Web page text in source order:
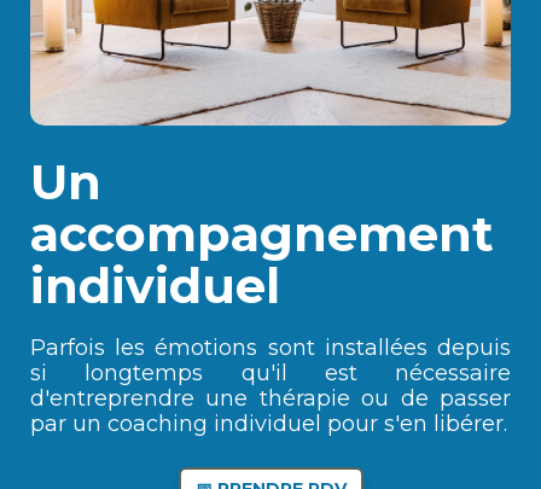
Un
accompagnement
individuel
Parfois les émotions sont installées depuis
si longtemps qu'il est nécessaire
d'entreprendre une thérapie ou de passer
par un coaching individuel pour s'en libérer.